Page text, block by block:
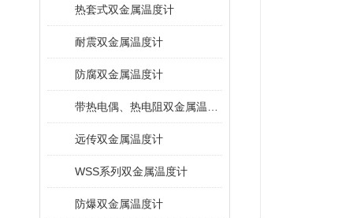
热套式双金属温度计
耐震双金属温度计
防腐双金属温度计
远传双金属温度计
WSS系列双金属温度计
防爆双金属温度计